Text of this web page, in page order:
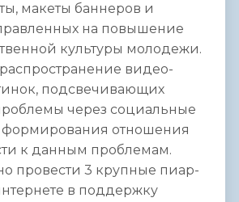
макеты баннеров и
на повышение
культуры молодежи.
видео-
подсвечивающих
через социальные
формирования отношения
к данным проблемам.
провести 3 крупные пиар-
в поддержку